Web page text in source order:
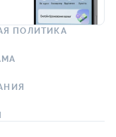
ПОЛИТИКА